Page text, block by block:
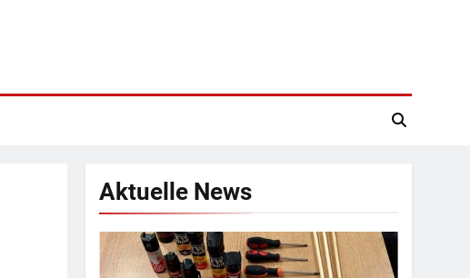
Aktuelle News